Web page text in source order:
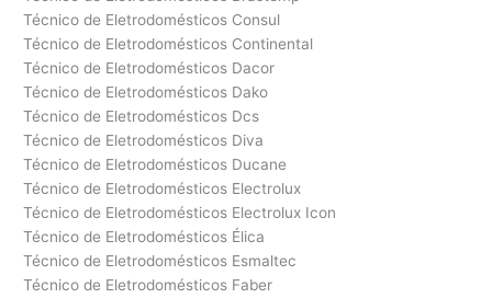
Técnico de Eletrodomésticos Consul
Técnico de Eletrodomésticos Continental
Técnico de Eletrodomésticos Dacor
Técnico de Eletrodomésticos Dako
Técnico de Eletrodomésticos Dcs
Técnico de Eletrodomésticos Diva
Técnico de Eletrodomésticos Ducane
Técnico de Eletrodomésticos Electrolux
Técnico de Eletrodomésticos Electrolux Icon
Técnico de Eletrodomésticos Élica
Técnico de Eletrodomésticos Esmaltec
Técnico de Eletrodomésticos Faber